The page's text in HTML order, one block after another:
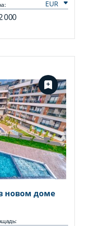
000
новом доме